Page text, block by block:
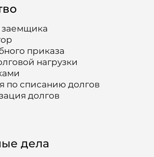
заемщика
приказа
нагрузки
по списанию долгов
долгов
дела